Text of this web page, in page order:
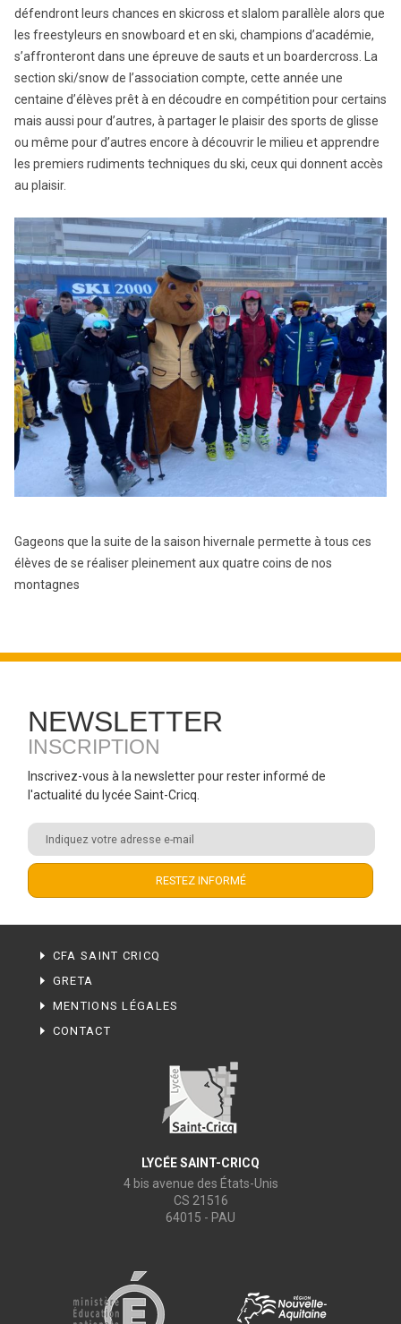
défendront leurs chances en skicross et slalom parallèle alors que
les freestyleurs en snowboard et en ski, champions d’académie,
s’affronteront dans une épreuve de sauts et un boardercross. La
section ski/snow de l’association compte, cette année une
centaine d’élèves prêt à en découdre en compétition pour certains
mais aussi pour d’autres, à partager le plaisir des sports de glisse
ou même pour d’autres encore à découvrir le milieu et apprendre
les premiers rudiments techniques du ski, ceux qui donnent accès
au plaisir.
Gageons que la suite de la saison hivernale permette à tous ces
élèves de se réaliser pleinement aux quatre coins de nos
montagnes
NEWSLETTER
INSCRIPTION
Inscrivez-vous à la newsletter pour rester informé de
l'actualité du lycée Saint-Cricq.
CFA SAINT CRICQ
GRETA
MENTIONS LÉGALES
CONTACT
LYCÉE SAINT-CRICQ
4 bis avenue des États-Unis
CS 21516
64015 - PAU